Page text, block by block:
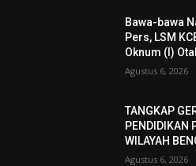
Bawa-bawa
Pers, LSM
Oknum (I)
Agustus 6, 2026
TANGKAP
PENDIDIKAN
WILAYAH
Agustus 6, 2026